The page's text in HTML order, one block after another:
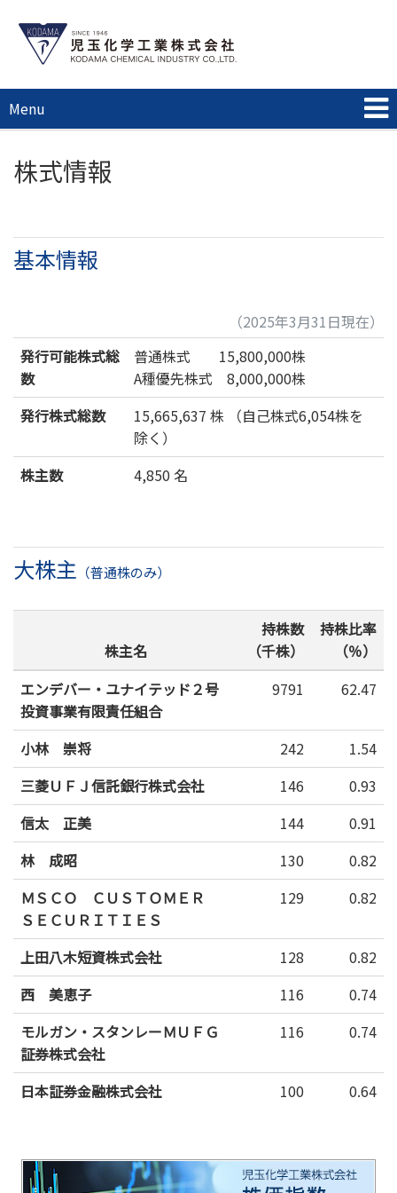
Menu
株式情報
基本情報
（2025年3月31日現在）
発行可能株式総
数
普通株式 15,800,000株
A種優先株式 8,000,000株
発行株式総数
15,665,637 株 （自己株式6,054株を
除く）
株主数
4,850 名
大株主 （普通株のみ）
株主名
持株数
（千株）
持株比率
（％）
エンデバー・ユナイテッド２号
投資事業有限責任組合
9791 62.47
小林 崇将 242
1.54
三菱ＵＦＪ信託銀行株式会社
146
0.93
信太 正美
144
0.91
林 成昭
130
0.82
ＭＳＣＯ ＣＵＳＴＯＭＥＲ
ＳＥＣＵＲＩＴＩＥＳ
129 0.82
上田八木短資株式会社 128
0.82
西 美恵子
116
0.74
モルガン・スタンレーＭＵＦＧ
証券株式会社
116 0.74
日本証券金融株式会社 100 0.64